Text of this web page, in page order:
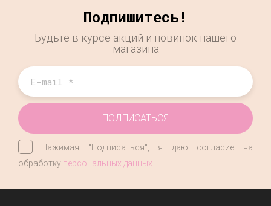
Подпишитесь!
Будьте в курсе акций и новинок нашего
магазина
Нажимая "Подписаться", я даю согласие на
обработку персональных данных
ПОДПИСАТЬСЯ